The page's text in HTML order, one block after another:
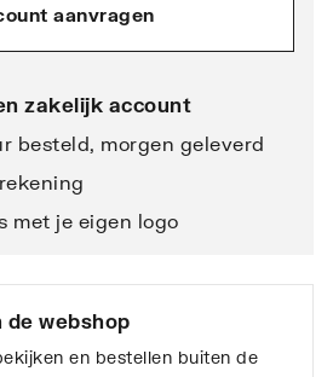
aanvragen
zakelijk account
besteld, morgen geleverd
met je eigen logo
webshop
en bestellen buiten de